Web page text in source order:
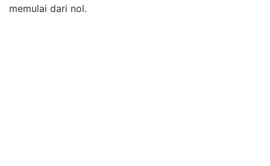
memulai dari nol.